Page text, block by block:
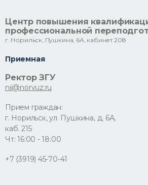
Центр повышения
профессиональной
г. Норильск, Пушкина, 6А, кабинет 208
Приемная
Ректор ЗГУ
nii@norvuz.ru
Прием граждан:
г. Норильск, ул. Пушкина, д. 6А,
каб. 215
Чт: 16:00 - 18:00
+7 (3919) 45-70-41